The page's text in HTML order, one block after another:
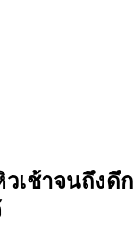
วเช้าจนถึง